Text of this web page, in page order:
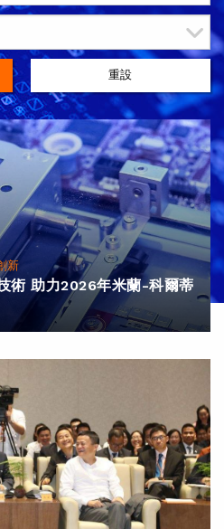
重設
新
術 助力2026年米蘭-科爾蒂